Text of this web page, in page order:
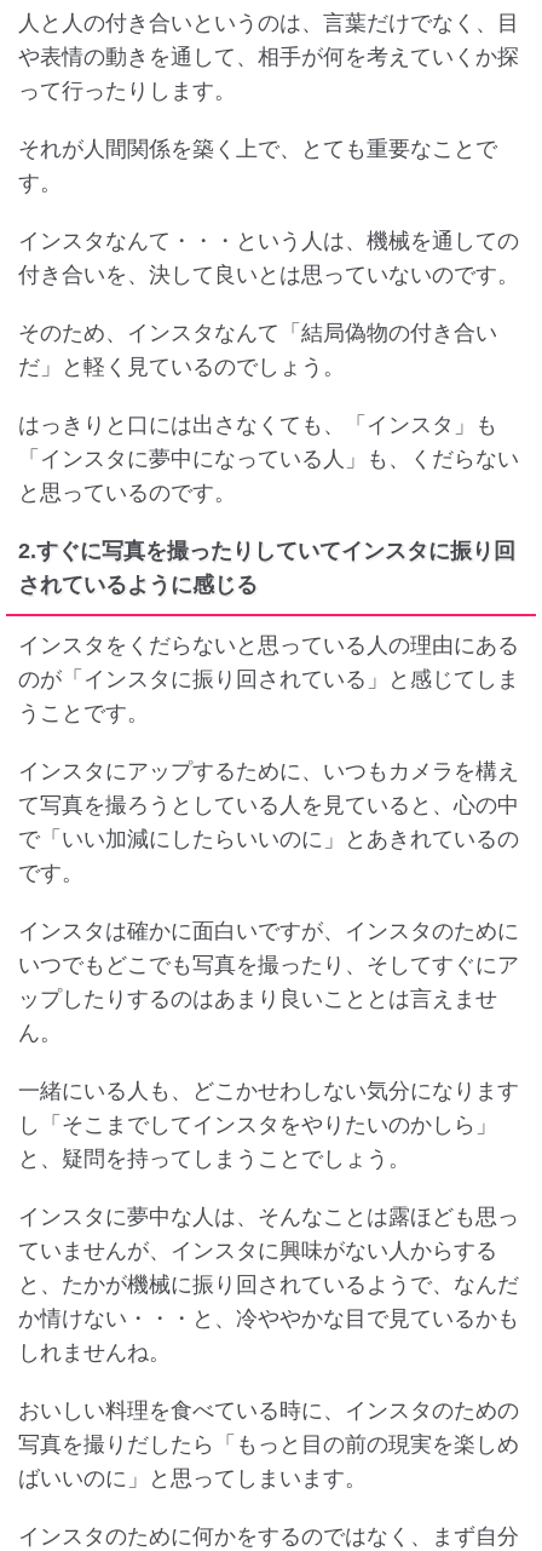
人と人の付き合いというのは、言葉だけでなく、目
や表情の動きを通して、相手が何を考えていくか探
って行ったりします。
それが人間関係を築く上で、とても重要なことで
す。
インスタなんて・・・という人は、機械を通しての
付き合いを、決して良いとは思っていないのです。
そのため、インスタなんて「結局偽物の付き合い
だ」と軽く見ているのでしょう。
はっきりと口には出さなくても、「インスタ」も
「インスタに夢中になっている人」も、くだらない
と思っているのです。
2.すぐに写真を撮ったりしていてインスタに振り回
されているように感じる
インスタをくだらないと思っている人の理由にある
のが「インスタに振り回されている」と感じてしま
うことです。
インスタにアップするために、いつもカメラを構え
て写真を撮ろうとしている人を見ていると、心の中
で「いい加減にしたらいいのに」とあきれているの
です。
インスタは確かに面白いですが、インスタのために
いつでもどこでも写真を撮ったり、そしてすぐにア
ップしたりするのはあまり良いこととは言えませ
ん。
一緒にいる人も、どこかせわしない気分になります
し「そこまでしてインスタをやりたいのかしら」
と、疑問を持ってしまうことでしょう。
インスタに夢中な人は、そんなことは露ほども思っ
ていませんが、インスタに興味がない人からする
と、たかが機械に振り回されているようで、なんだ
か情けない・・・と、冷ややかな目で見ているかも
しれませんね。
おいしい料理を食べている時に、インスタのための
写真を撮りだしたら「もっと目の前の現実を楽しめ
ばいいのに」と思ってしまいます。
インスタのために何かをするのではなく、まず自分